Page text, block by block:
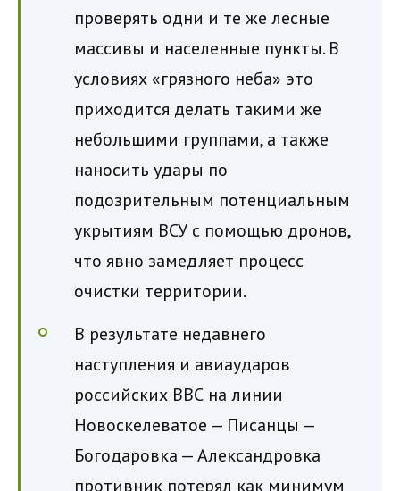
проверять одни и те же лесные
массивы и населенные пункты. В
условиях «грязного неба» это
приходится делать такими же
небольшими группами, а также
наносить удары по
подозрительным потенциальным
укрытиям ВСУ с помощью дронов,
что явно замедляет процесс
очистки территории.
В результате недавнего
наступления и авиаударов
российских ВВС на линии
Новоскелеватое — Писанцы —
Богодаровка — Александровка
противник потерял как минимум